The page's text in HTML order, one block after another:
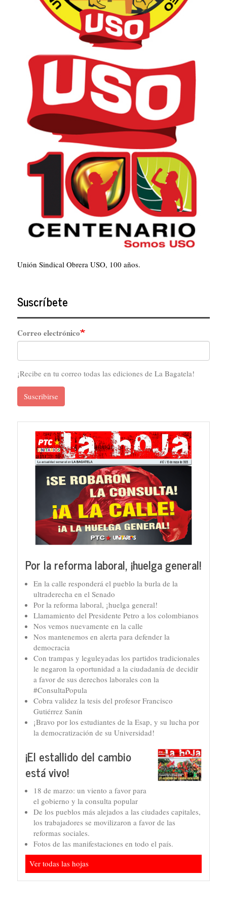
Unión Sindical Obrera USO, 100 años.
Suscríbete
Correo electrónico
¡Recibe en tu correo todas las ediciones de La Bagatela!
Suscribirse
Por la reforma laboral, ¡huelga general!
En la calle responderá el pueblo la burla de la
ultraderecha en el Senado
Por la reforma laboral, ¡huelga general!
Llamamiento del Presidente Petro a los colombianos
Nos vemos nuevamente en la calle
Nos mantenemos en alerta para defender la
democracia
Con trampas y leguleyadas los partidos tradicionales
le negaron la oportunidad a la ciudadanía de decidir
a favor de sus derechos laborales con la
#ConsultaPopula
Cobra validez la tesis del profesor Francisco
Gutiérrez Sanín
¡Bravo por los estudiantes de la Esap, y su lucha por
la democratización de su Universidad!
¡El estallido del cambio
está vivo!
18 de marzo: un viento a favor para
el gobierno y la consulta popular
De los pueblos más alejados a las ciudades capitales,
los trabajadores se movilizaron a favor de las
reformas sociales.
Fotos de las manifestaciones en todo el país.
Ver todas las hojas